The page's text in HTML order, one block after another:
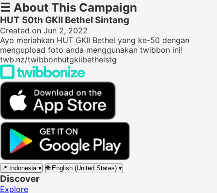
☰ About This Campaign
HUT 50th GKII Bethel Sintang
Created on Jun 2, 2022
Ayo meriahkan HUT GKII Bethel yang ke-50 dengan
mengupload foto anda menggunakan twibbon ini!
twb.nz/twibbonhutgkiibethelstg
📍 Indonesia ▾ 🌐 English (United States) ▾
Discover
Explore